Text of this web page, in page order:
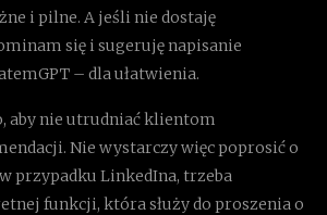
i pilne. A jeśli nie dostaję
się i sugeruję napisanie
– dla ułatwienia.
aby nie utrudniać klientom
Nie wystarczy więc poprosić o
przypadku LinkedIna, trzeba
funkcji, która służy do proszenia o